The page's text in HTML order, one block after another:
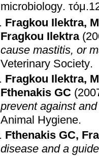
microbiology.
Fragkou Ilektra,
Fragkou Ilektra
cause mastitis, or
Veterinary Society.
Fragkou Ilektra,
Fthenakis GC
prevent against
Animal Hygiene.
Fthenakis GC,
disease and a